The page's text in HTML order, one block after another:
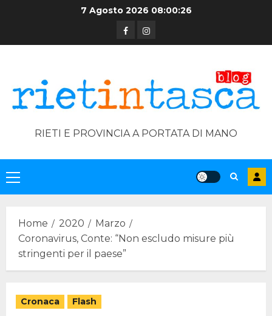
7 Agosto 2026 08:00:26
FacebookInstagram
RIETI E PROVINCIA A PORTATA DI MANO
Primary
Menu
Home 2020
Marzo
Coronavirus, Conte: “Non escludo misure più
stringenti per il paese”
Cronaca Flash